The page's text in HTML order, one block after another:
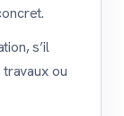
s’il
ou